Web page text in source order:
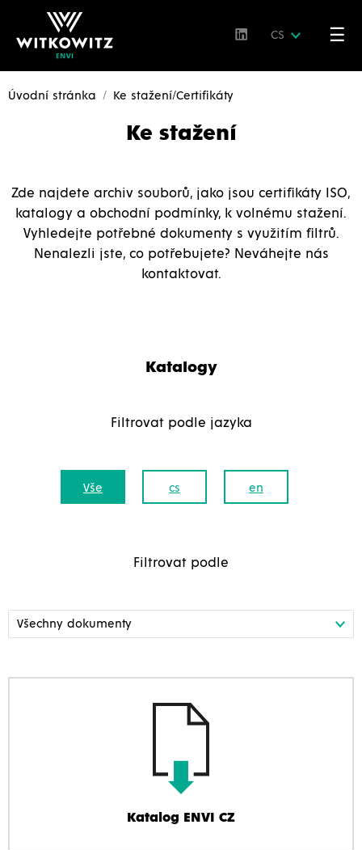
CS ☰
Úvodní stránka Ke stažení/Certifikáty
Ke stažení
Zde najdete archiv souborů, jako jsou certifikáty ISO,
katalogy a obchodní podmínky, k volnému stažení.
Vyhledejte potřebné dokumenty s využitím filtrů.
Nenalezli jste, co potřebujete? Neváhejte nás
kontaktovat.
Katalogy
Filtrovat podle jazyka
Vše cs en
Filtrovat podle
Katalog ENVI CZ